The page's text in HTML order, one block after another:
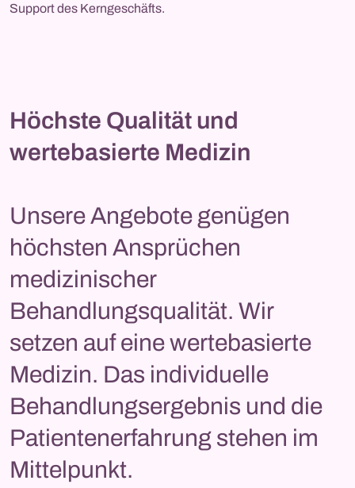
Support des Kerngeschäfts.
Höchste Qualität und
wertebasierte Medizin
Unsere Angebote genügen
höchsten Ansprüchen
medizinischer
Behandlungsqualität. Wir
setzen auf eine wertebasierte
Medizin. Das individuelle
Behandlungsergebnis und die
Patientenerfahrung stehen im
Mittelpunkt.